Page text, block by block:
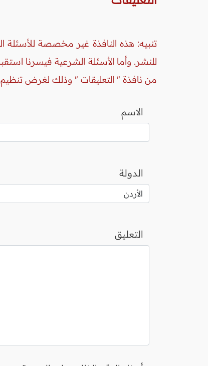
تنبيه: هذه النافذة غير مخصصة للأسئلة
للنشر. وأما الأسئلة الشرعية فيسرنا
من نافذة " التعليقات " وذلك لغرض
الاسم
الدولة
التعليق